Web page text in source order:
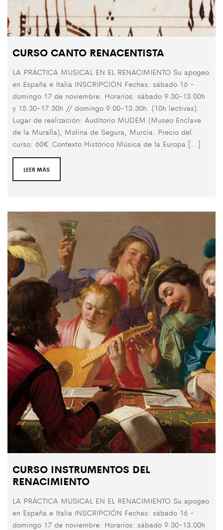
CURSO CANTO RENACENTISTA
LA PRÁCTICA MUSICAL EN EL RENACIMIENTO Su apogeo
en España e Italia INSCRIPCIÓN Fechas: sábado 16 -
domingo 17 de noviembre. Horarios: sábado 9.30-13.00h
y 15.30-17.30h // domingo 9.00-13.30h. (10h lectivas).
Lugar de realización: Auditorio MUDEM (Museo Enclave
de la Muralla), Molina de Segura, Murcia. Precio del
curso: 60€ Contexto Histórico Música de la Europa [...]
LEER MÁS
CURSO INSTRUMENTOS DEL
RENACIMIENTO
LA PRÁCTICA MUSICAL EN EL RENACIMIENTO Su apogeo
en España e Italia INSCRIPCIÓN Fechas: sábado 16 -
domingo 17 de noviembre. Horarios: sábado 9.30-13.00h